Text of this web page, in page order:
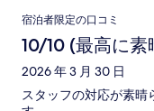
口
コ
ミ
宿泊者限定の口コミ
10/10 (最高に素
2026 年 3 月 30 日
スタッフの対応が素晴